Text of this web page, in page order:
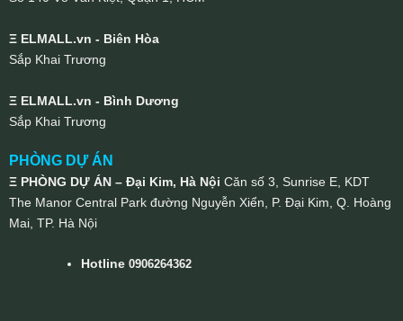
Ξ ELMALL.vn - Biên Hòa
Sắp Khai Trương
Ξ ELMALL.vn - Bình Dương
Sắp Khai Trương
PHÒNG DỰ ÁN
Ξ PHÒNG DỰ ÁN – Đại Kim, Hà Nội Căn số 3, Sunrise E, KDT
The Manor Central Park đường Nguyễn Xiển, P. Đại Kim, Q. Hoàng
Mai, TP. Hà Nội
Hotline0906264362